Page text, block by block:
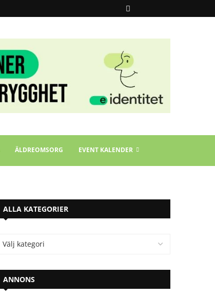
ÄLDREOMSORG EVENT KALENDER
ALLA KATEGORIER
ANNONS